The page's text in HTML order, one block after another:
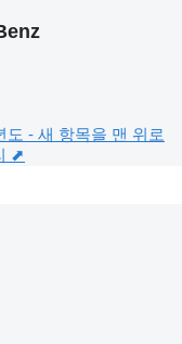
도 - 새 항목을 맨 위로
⬈